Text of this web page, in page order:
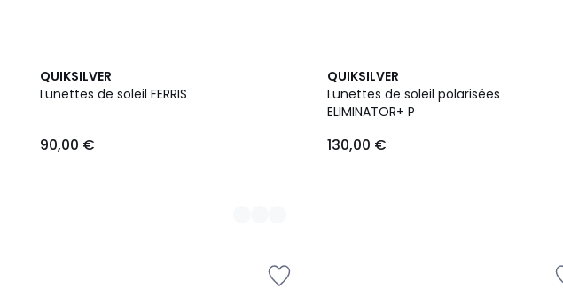
QUIKSILVER
Lunettes de soleil FERRIS
90,00 €
3
Couleurs
QUIKSILVER
Lunettes de soleil polarisées
ELIMINATOR+ P
130,00 €